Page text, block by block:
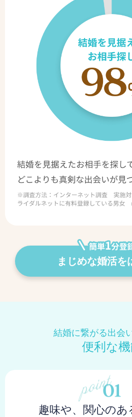
まじめな婚活を
結婚に繋がる出会
便利な
趣味や、関心の